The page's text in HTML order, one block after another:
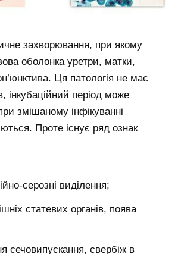
захворювання, при якому
оболонка уретри, матки,
Ця патологія не має
інкубаційний період може
змішаному інфікуванні
Проте існує ряд ознак
серозні виділення;
статевих органів, поява
сечовипускання, свербіж в